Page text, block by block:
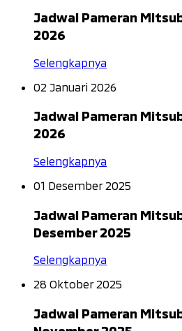
Jadwal Pameran
2026
Selengkapnya
02 Januari 2026
Jadwal Pameran
2026
Selengkapnya
01 Desember 2025
Jadwal Pameran
Desember 2025
Selengkapnya
28 Oktober 2025
Jadwal Pameran